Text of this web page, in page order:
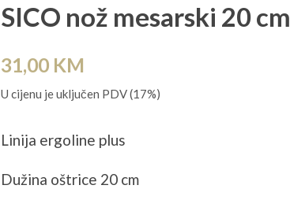
SICO nož mesarski 20 cm
31,00 KM
U cijenu je uključen PDV (17%)
Linija ergoline plus
Dužina oštrice 20 cm